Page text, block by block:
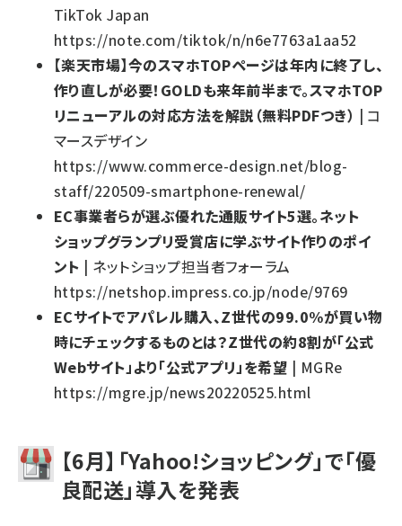
TikTok Japan
https://note.com/tiktok/n/n6e7763a1aa52
【楽天市場】今のスマホTOPページは年内に終了し、
作り直しが必要！GOLDも来年前半まで。スマホTOP
リニューアルの対応方法を解説（無料PDFつき） | コ
マースデザイン
https://www.commerce-design.net/blog-
staff/220509-smartphone-renewal/
EC事業者らが選ぶ優れた通販サイト5選。ネット
ショップグランプリ受賞店に学ぶサイト作りのポイ
ント | ネットショップ担当者フォーラム
https://netshop.impress.co.jp/node/9769
ECサイトでアパレル購入、Z世代の99.0%が買い物
時にチェックするものとは？Z世代の約8割が「公式
Webサイト」より「公式アプリ」を希望 | MGRe
https://mgre.jp/news20220525.html
【6月】「Yahoo!ショッピング」で「優
良配送」導入を発表